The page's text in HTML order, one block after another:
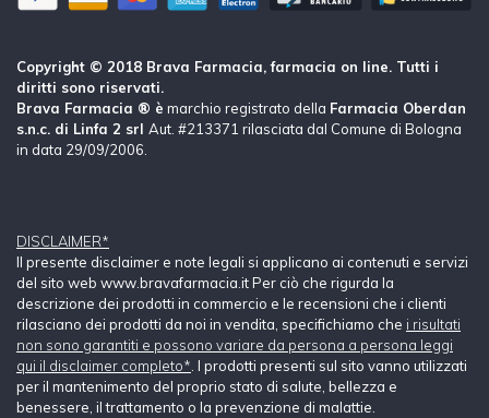
Copyright © 2018 Brava Farmacia, farmacia on line. Tutti i
diritti sono riservati.
Brava Farmacia ® è marchio registrato della Farmacia Oberdan
s.n.c. di Linfa 2 srl Aut. #213371 rilasciata dal Comune di Bologna
in data 29/09/2006.
DISCLAIMER*
Il presente disclaimer e note legali si applicano ai contenuti e servizi
del sito web www.bravafarmacia.it Per ciò che rigurda la
descrizione dei prodotti in commercio e le recensioni che i clienti
rilasciano dei prodotti da noi in vendita, specifichiamo che i risultati
non sono garantiti e possono variare da persona a persona leggi
qui il disclaimer completo* . I prodotti presenti sul sito vanno utilizzati
per il mantenimento del proprio stato di salute, bellezza e
benessere, il trattamento o la prevenzione di malattie.